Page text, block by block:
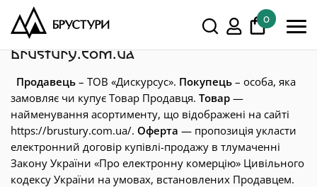
0
У кошику немає товарів.
Показати всі
Брустури
Публічна оферта Інтернет-магазину
brustury.com.ua
Продавець – ТОВ «Дискурсус». Покупець – особа, яка
замовляє чи купує Товар Продавця. Товар —
найменування асортименту, що відображені на сайті
https://brustury.com.ua/. Оферта — пропозиція укласти
електронний договір купівлі-продажу в тлумаченні
Закону України «Про електронну комерцію» Цивільного
кодексу України на умовах, встановлених Продавцем.